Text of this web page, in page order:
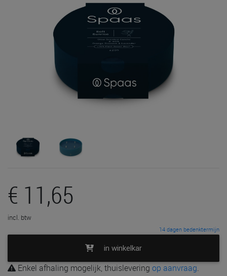
€ 11,65
incl. btw
14 dagen bedenktermijn
in winkelkar
Enkel afhaling mogelijk, thuislevering op aanvraag.